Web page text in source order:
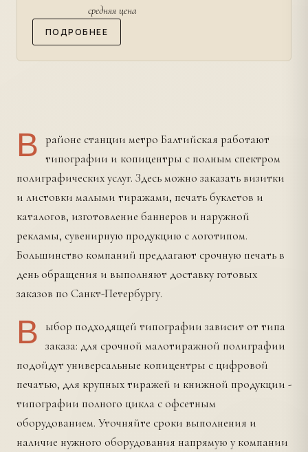
средняя цена
ПОДРОБНЕЕ
В районе станции метро Балтийская работают
типографии и копицентры с полным спектром
полиграфических услуг. Здесь можно заказать визитки
и листовки малыми тиражами, печать буклетов и
каталогов, изготовление баннеров и наружной
рекламы, сувенирную продукцию с логотипом.
Большинство компаний предлагают срочную печать в
день обращения и выполняют доставку готовых
заказов по Санкт-Петербургу.
В
ыбор подходящей типографии зависит от типа
заказа: для срочной малотиражной полиграфии
подойдут универсальные копицентры с цифровой
печатью, для крупных тиражей и книжной продукции -
типографии полного цикла с офсетным
оборудованием. Уточняйте сроки выполнения и
наличие нужного оборудования напрямую у компании